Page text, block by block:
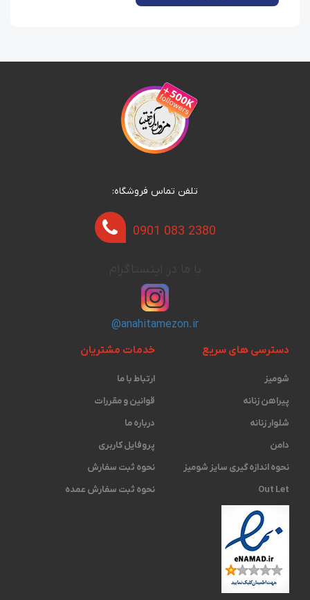
تلفن تماس فروشگاه:
0901 083 2380
@anahitamezon.ir
دسترسی های سریع
شومیز
پیراهن زنانه
شلوار زنانه
دامن
نحوه اندازه گیری ‫سایز شومیز
Out Let
خدمات مشتریان
ارتباط با ما
قوانین و مقررات
درباره ما
پروفایل کاربری
نحوه ثبت سفارش
نحوه ثبت سفارش عمده